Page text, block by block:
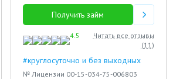
Получить займ
4.5
Читать все отзывы
(11)
#круглосуточно и без выходных
№ Лицензии 00-15-034-75-006803